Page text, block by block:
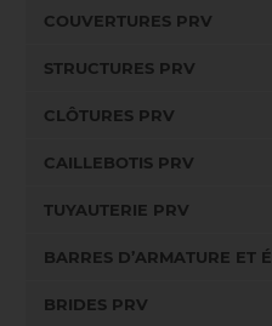
COUVERTURES PRV
STRUCTURES PRV
CLÔTURES PRV
CAILLEBOTIS PRV
TUYAUTERIE PRV
BARRES D’ARMATURE ET
BRIDES PRV